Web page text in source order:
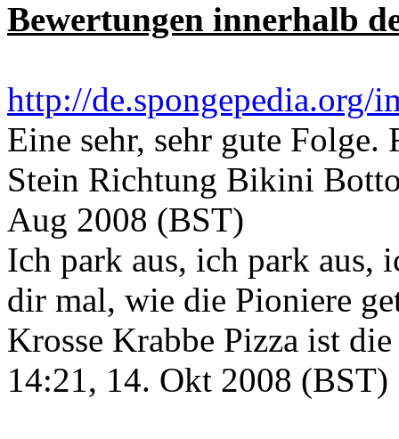
Bewertungen innerhalb
http://de.spongepedia.org/
Eine sehr, sehr gute Folge.
Stein Richtung Bikini
Aug 2008 (BST)
Ich park aus, ich park aus,
dir mal, wie die Pioniere
Krosse Krabbe Pizza ist
14:21, 14. Okt 2008 (BST)